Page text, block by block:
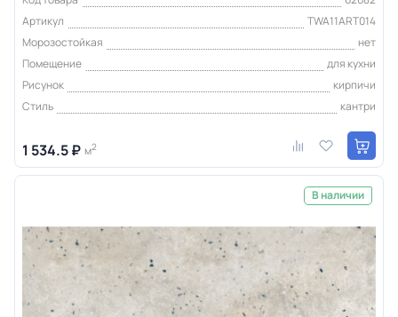
Артикул
TWA11ART014
Морозостойкая
нет
Помещение
для кухни
Рисунок
кирпичи
Стиль
кантри
1 534.5 ₽ м2
В наличии